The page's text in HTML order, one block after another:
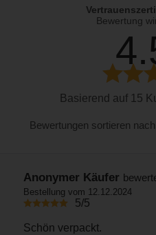
Bewertung
Basierend auf 15
Bewertungen sortieren
Anonymer Käufer
Bestellung vom 12.12.2024
5/5
Schön verpackt.